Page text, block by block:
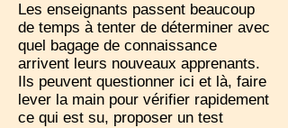
Les enseignants passent beaucoup
de temps à tenter de déterminer avec
quel bagage de connaissance
arrivent leurs nouveaux apprenants.
Ils peuvent questionner ici et là, faire
lever la main pour vérifier rapidement
ce qui est su, proposer un test